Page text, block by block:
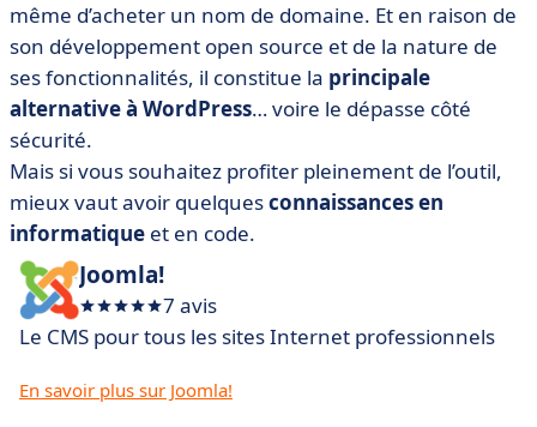
même d’acheter un nom de domaine. Et en raison de
son développement open source et de la nature de
ses fonctionnalités, il constitue la principale
alternative à WordPress… voire le dépasse côté
sécurité.
Mais si vous souhaitez profiter pleinement de l’outil,
mieux vaut avoir quelquesconnaissances en
informatique et en code.
Joomla!
7 avis
Le CMS pour tous les sites Internet professionnels
En savoir plus sur Joomla!